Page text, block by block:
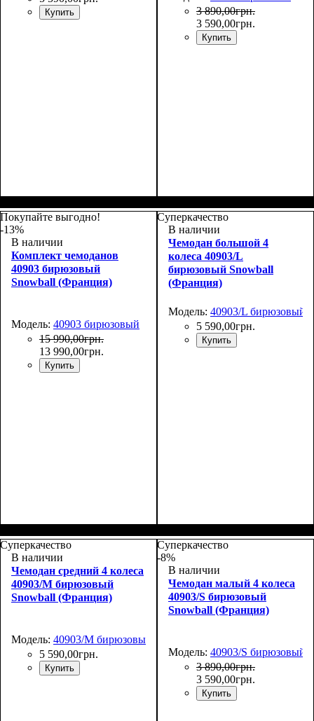
Купить
67х44х27+5
3 890,00грн.
3 590,00грн.
Купить
55х38х24+5
Покупайте выгодно!
-13%
В наличии
Комплект чемоданов
40903 бирюзовый
Snowball (Франция)
Модель: 40903 бирюзовый
15 990,00грн.
13 990,00грн.
Купить
Суперкачество
В наличии
Чемодан большой 4
колеса 40903/L
бирюзовый Snowball
(Франция)
Модель: 40903/L бирюзовый
5 590,00грн.
Купить
77х51х31+5
Суперкачество
В наличии
Чемодан средний 4 колеса
40903/M бирюзовый
Snowball (Франция)
Модель: 40903/M бирюзовый
5 590,00грн.
Купить
Суперкачество
-8%
В наличии
Чемодан малый 4 колеса
40903/S бирюзовый
Snowball (Франция)
Модель: 40903/S бирюзовый
3 890,00грн.
3 590,00грн.
Купить